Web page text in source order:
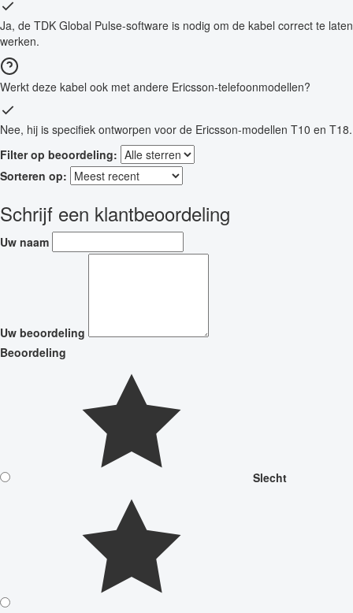
Ja, de TDK Global Pulse-software is nodig om de kabel correct te laten
werken.
Werkt deze kabel ook met andere Ericsson-telefoonmodellen?
Nee, hij is specifiek ontworpen voor de Ericsson-modellen T10 en T18.
Filter op beoordeling:
Sorteren op:
Schrijf een klantbeoordeling
Uw naam
Uw beoordeling
Beoordeling
Slecht